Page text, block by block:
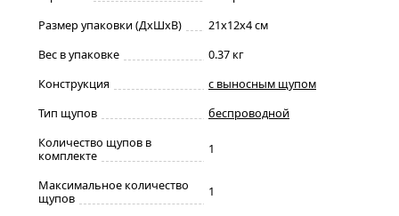
Размер упаковки (ДxШxВ)
21x12x4 см
Вес в упаковке
0.37 кг
Конструкция
с выносным щупом
Тип щупов
беспроводной
Количество щупов в
комплекте
1
Максимальное количество
щупов
1